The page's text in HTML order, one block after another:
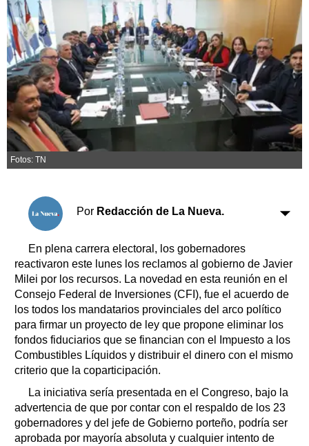
Sociedad y tiempo
libre
Sociedad
Tecnología
Turismo
Salud
Es viral
El tiempo
Cartón Lleno
Fúnebres
Clasificados
Suplementos
Servicios
Transportes
Loterías
Datos Útiles
Fúnebres
Edictos
Teléfonos de urgencia
Fotos: TN
Por Redacción de La Nueva.
En plena carrera electoral, los gobernadores
reactivaron este lunes los reclamos al gobierno de Javier
Milei por los recursos. La novedad en esta reunión en el
Consejo Federal de Inversiones (CFI), fue el acuerdo de
los todos los mandatarios provinciales del arco político
para firmar un proyecto de ley que propone eliminar los
fondos fiduciarios que se financian con el Impuesto a los
Combustibles Líquidos y distribuir el dinero con el mismo
criterio que la coparticipación.
La iniciativa sería presentada en el Congreso, bajo la
advertencia de que por contar con el respaldo de los 23
gobernadores y del jefe de Gobierno porteño, podría ser
aprobada por mayoría absoluta y cualquier intento de